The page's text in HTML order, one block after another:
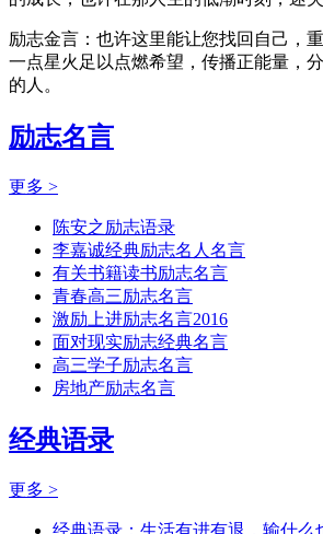
励志金言：也许这里能让您找回自己，
一点星火足以点燃希望，传播正能量，
的人。
励志名言
更多 >
陈安之励志语录
李嘉诚经典励志名人名言
有关书籍读书励志名言
青春高三励志名言
激励上进励志名言2016
面对现实励志经典名言
高三学子励志名言
房地产励志名言
经典语录
更多 >
经典语录：生活有进有退，输什么